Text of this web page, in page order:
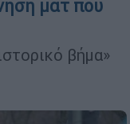
ματ που
βήμα»